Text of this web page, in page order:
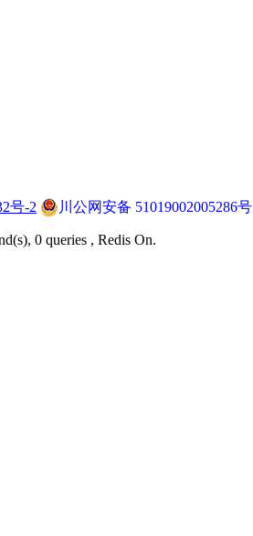
号-2 川公网安备 51019002005286号
0 queries , Redis On.